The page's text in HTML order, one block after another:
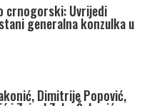
crnogorski: Uvrijedi
generalna konzulka u
Dimitrije Popović,